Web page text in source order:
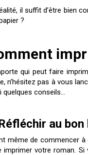
il suffit d’être bien
?
qui peut faire
n’hésitez pas à vous
quelques conseils…
au
même de commencer
imprimer votre roman.